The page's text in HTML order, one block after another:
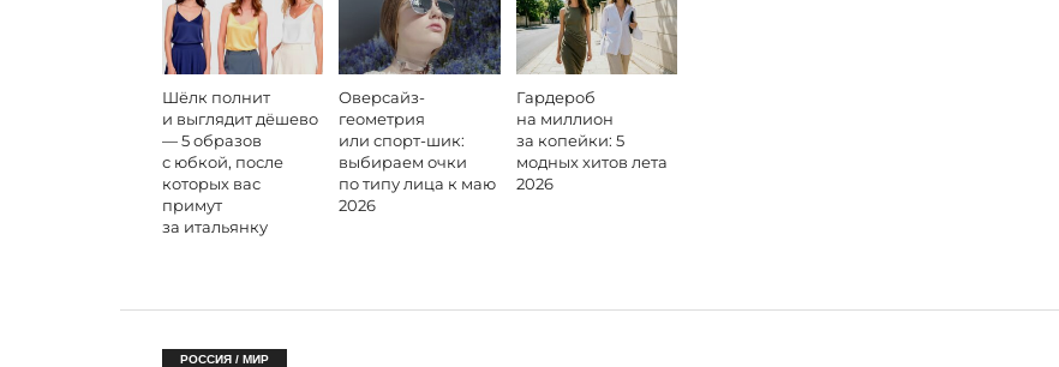
Шёлк полнит
и выглядит дёшево
— 5 образов
с юбкой, после
которых вас
примут
за итальянку
Оверсайз-
геометрия
или спорт-шик:
выбираем очки
по типу лица к маю
2026
Гардероб
на миллион
за копейки: 5
модных хитов лета
2026
РОССИЯ / МИР